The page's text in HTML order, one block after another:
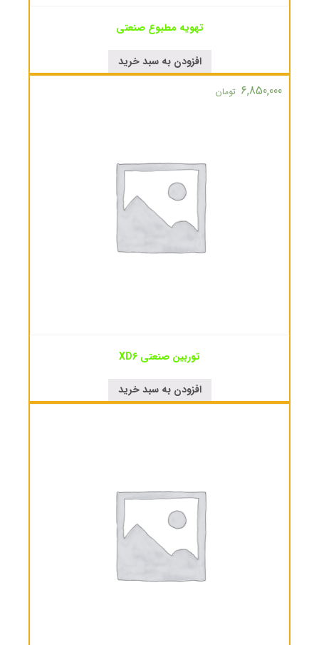
تهویه مطبوع صنعتی
افزودن به سبد خرید
6,850,000 تومان
توربین صنعتی XD6
افزودن به سبد خرید